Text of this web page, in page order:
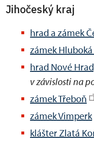
Jihočeský kraj
hrad a zámek
zámek
hrad Nové
v závislosti na
zámek Třeboň
zámek Vimperk
klášter Zlatá